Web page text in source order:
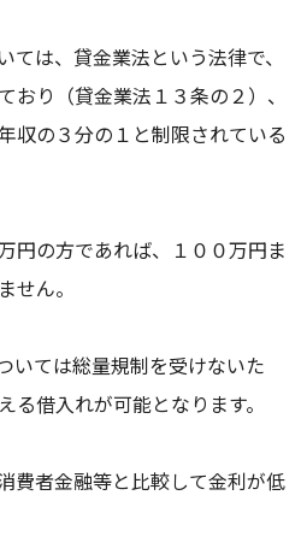
ては、貸金業法という法律で、
おり（貸金業法１３条の２）、
収の３分の１と制限されている
円の方であれば、１００万円ま
せん。
いては総量規制を受けないた
る借入れが可能となります。
費者金融等と比較して金利が低